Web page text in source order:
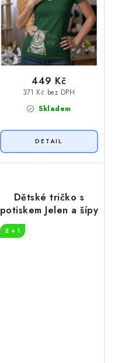
Skladem
371 Kč bez DPH
449 Kč
Dětské tričko s
potiskem Jelen a šípy
2 + 1